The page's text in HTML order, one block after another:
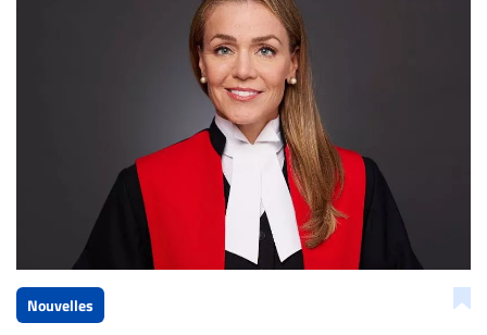
La Rédaction de Droit-inc.com
Nouvelles